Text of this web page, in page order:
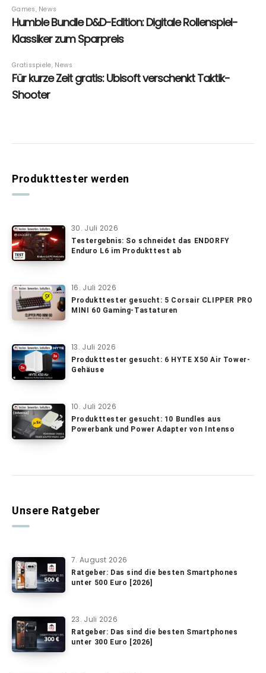
Produkttester werden
30. Juli 2026
Testergebnis: So schneidet das ENDORFY
Enduro L6 im Produkttest ab
16. Juli 2026
Produkttester gesucht: 5 Corsair CLIPPER PRO
MINI 60 Gaming-Tastaturen
13. Juli 2026
Produkttester gesucht: 6 HYTE X50 Air Tower-
Gehäuse
10. Juli 2026
Produkttester gesucht: 10 Bundles aus
Powerbank und Power Adapter von Intenso
Unsere Ratgeber
7. August 2026
Ratgeber: Das sind die besten Smartphones
unter 500 Euro [2026]
23. Juli 2026
Ratgeber: Das sind die besten Smartphones
unter 300 Euro [2026]